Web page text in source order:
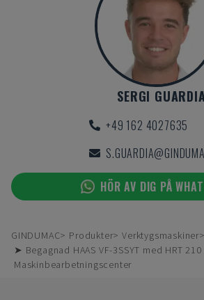
SERGI
+49 162 4027635
HÖR AV DIG PÅ
GINDUMAC Produkter
Verktygsmaskiner
➤ Begagnad HAAS VF-3SSYT med HRT 210
Maskinbearbetningscenter